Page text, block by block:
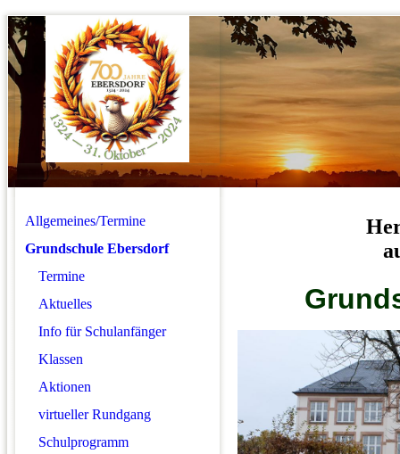
Allgemeines/Termine
Grundschule Ebersdorf
Termine
Aktuelles
Info für Schulanfänger
Klassen
Aktionen
virtueller Rundgang
Schulprogramm